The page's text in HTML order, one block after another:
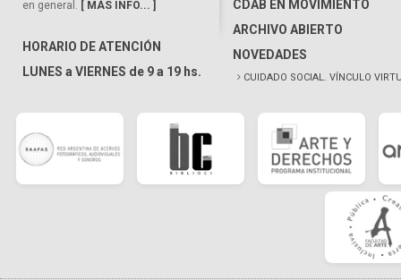
en general. [ MÁS INFO... ]
HORARIO DE ATENCIÓN
LUNES a VIERNES de 9 a 19 hs.
CDAB EN MOVIMIENTO
ARCHIVO ABIERTO
NOVEDADES
CUIDADO SOCIAL. VÍNCULO